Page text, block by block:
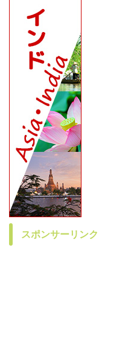
スポンサーリンク